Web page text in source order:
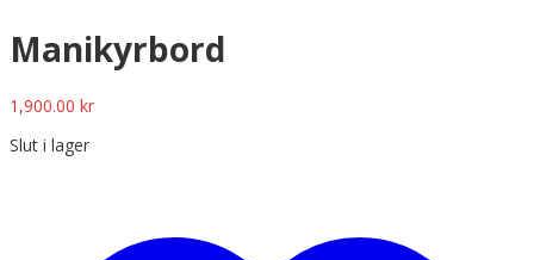
Manikyrbord
1,900.00 kr
Slut i lager